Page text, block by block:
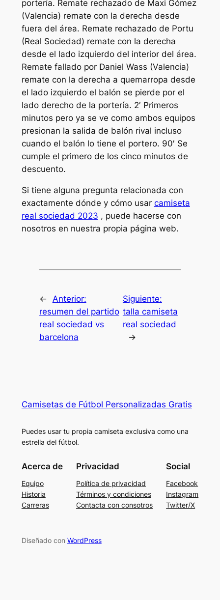
portería. Remate rechazado de Maxi Gómez
(Valencia) remate con la derecha desde
fuera del área. Remate rechazado de Portu
(Real Sociedad) remate con la derecha
desde el lado izquierdo del interior del área.
Remate fallado por Daniel Wass (Valencia)
remate con la derecha a quemarropa desde
el lado izquierdo el balón se pierde por el
lado derecho de la portería. 2′ Primeros
minutos pero ya se ve como ambos equipos
presionan la salida de balón rival incluso
cuando el balón lo tiene el portero. 90′ Se
cumple el primero de los cinco minutos de
descuento.
Si tiene alguna pregunta relacionada con
exactamente dónde y cómo usar camiseta
real sociedad 2023 , puede hacerse con
nosotros en nuestra propia página web.
←
Anterior:
resumen del partido
real sociedad vs
barcelona
Siguiente:
talla camiseta
real sociedad
→
Camisetas de Fútbol Personalizadas Gratis
Puedes usar tu propia camiseta exclusiva como una
estrella del fútbol.
Acerca de
Equipo
Historia
Carreras
Privacidad
Política de privacidad
Términos y condiciones
Contacta con consotros
Social
Facebook
Instagram
Twitter/X
Diseñado con WordPress